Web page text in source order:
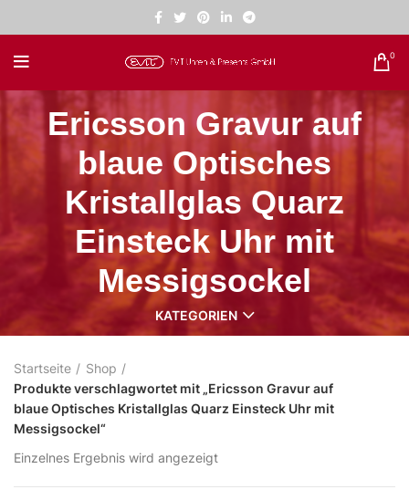
0
Ericsson Gravur auf
blaue Optisches
Kristallglas Quarz
Einsteck Uhr mit
Messigsockel
KATEGORIEN
Startseite
Shop
Produkte verschlagwortet mit „Ericsson Gravur auf
blaue Optisches Kristallglas Quarz Einsteck Uhr mit
Messigsockel“
Einzelnes Ergebnis wird angezeigt